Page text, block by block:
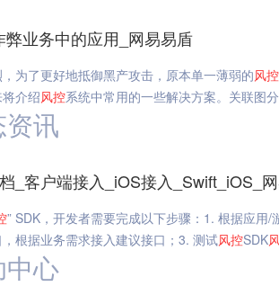
业务中的应用_网易易盾
为了更好地抵御黑产攻击，原本单一薄弱的风控
介绍风控系统中常用的一些解决方案。关联图
讯
_客户端接入_iOS接入_Swift_iOS_
” SDK，开发者需要完成以下步骤：1. 根据应用
根据业务需求接入建议接口；3. 测试风控SDK
心